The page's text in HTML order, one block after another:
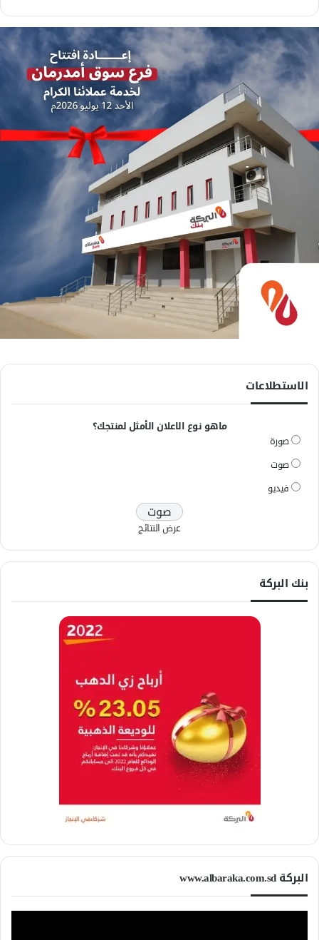
الاستطلاعات
ماهو نوع الاعلان الأمثل لمنتجك؟
صورة
صوت
فيديو
عرض النتائج
بنك البركة
البركة www.albaraka.com.sd